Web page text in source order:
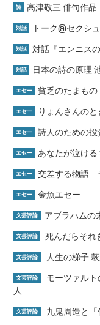
詩 高津敬三 俳句作品
対話 トーク@セクシ
対話 対話『エンニス
対話 日本の詩の原理
エセー 貧乏のたまも
エセー りょんさんの
エセー 詩人のための
エセー あなたが泣ける
エセー 交差する物語
エセー 金魚エセー
文芸評論 アブラハム
文芸評論 死んだらそれ
文芸評論 人生の梯子
文芸評論
モーツァル
人
文芸評論 九鬼周造と